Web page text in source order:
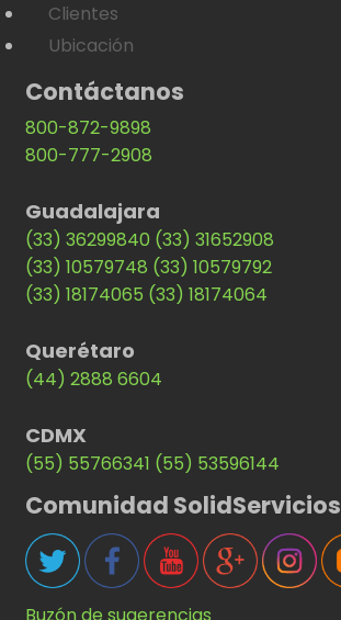
Clientes
Ubicación
Contáctanos
800-872-9898
800-777-2908
Guadalajara
(33) 36299840 (33) 31652908
(33) 10579748 (33) 10579792
(33) 18174065 (33) 18174064
Querétaro
(44) 2888 6604
CDMX
(55) 55766341 (55) 53596144
Comunidad SolidServicios